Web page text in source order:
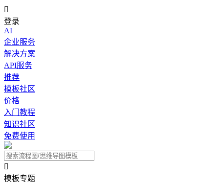

登录
AI
企业服务
解决方案
API服务
推荐
模板社区
价格
入门教程
知识社区
免费使用

模板专题